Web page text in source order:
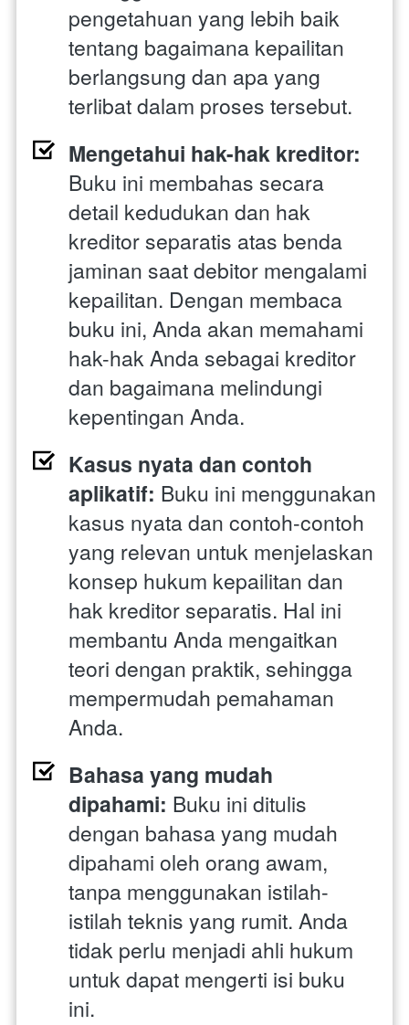
pengetahuan yang lebih baik
tentang bagaimana kepailitan
berlangsung dan apa yang
terlibat dalam proses tersebut.
Buku ini membahas secara
detail kedudukan dan hak
kreditor separatis atas benda
jaminan saat debitor mengalami
kepailitan. Dengan membaca
buku ini, Anda akan memahami
hak-hak Anda sebagai kreditor
dan bagaimana melindungi
kepentingan Anda.
Kasus nyata dan contoh
aplikatif: Buku ini menggunakan
kasus nyata dan contoh-contoh
yang relevan untuk menjelaskan
konsep hukum kepailitan dan
hak kreditor separatis. Hal ini
membantu Anda mengaitkan
teori dengan praktik, sehingga
mempermudah pemahaman
Anda.
Bahasa yang mudah
dipahami: Buku ini ditulis
dengan bahasa yang mudah
dipahami oleh orang awam,
tanpa menggunakan istilah-
istilah teknis yang rumit. Anda
tidak perlu menjadi ahli hukum
untuk dapat mengerti isi buku
ini.